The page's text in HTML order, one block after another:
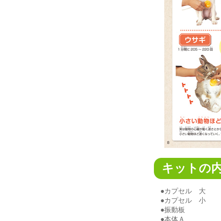
キットの
●カプセル 大
●カプセル 小
●振動板
●本体Ａ